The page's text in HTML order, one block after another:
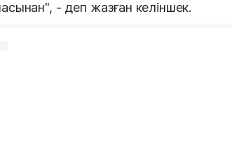
- деп жазған келіншек.